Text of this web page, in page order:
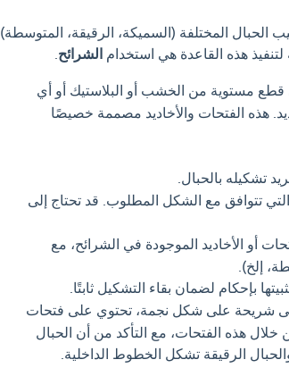
الحبال المختلفة (السميكة، الرقيقة، المتوسطة)
هذه القاعدة هي استخدام الشرائح
قطع مستوية من الخشب أو البلاستيك أو أي
هذه الفتحات والأخاديد مصممة خصيصًا
تشكيله بالحبال.
التي تتوافق مع الشكل المطلوب. قد تحتاج إلى
أو الأخاديد الموجودة في الشرائح، مع
إلخ).
بإحكام لضمان بقاء التشكيل ثابتًا.
شريحة على شكل نجمة، تحتوي على فتحات
هذه الفتحات، مع التأكد من أن الحبال
الرقيقة تشكل الخطوط الداخلية.